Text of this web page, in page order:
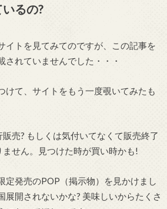
るの?
イトを見てみてのですが、この記事を
されていませんでした・・・
けて、サイトをもう一度覗いてみたも
売? もしくは気付いてなくて販売終了
せん。見つけた時が買い時かも!
定発売のPOP（掲示物）を見かけまし
展開されないかな? 美味しいからたくさ